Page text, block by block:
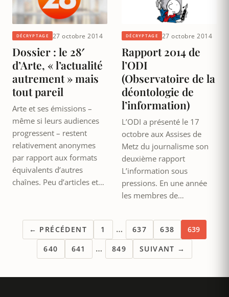
DÉCRYPTAGE 27 octobre 2014
Dossier : le 28′
d’Arte, « l’actualité
autrement » mais
tout pareil
Arte et ses émissions –
même si leurs audiences
progressent – restent
relativement anonymes
par rapport aux formats
équivalents d’autres
chaînes. Peu d’articles et…
DÉCRYPTAGE 27 octobre 2014
Rapport 2014 de
l’ODI
(Observatoire de la
déontologie de
l’information)
L’ODI a présenté le 17
octobre aux Assises de
Metz du journalisme son
deuxième rapport
L’information sous
pressions. En une année
les membres de…
← PRÉCÉDENT 1 … 637 638
639
640
641 … 849 SUIVANT →